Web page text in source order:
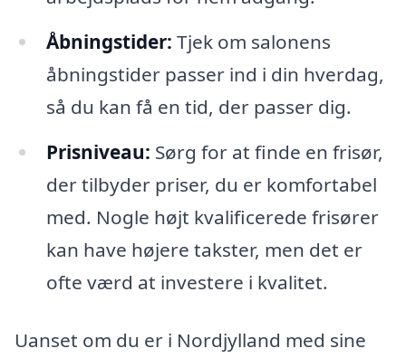
Åbningstider: Tjek om salonens
åbningstider passer ind i din hverdag,
så du kan få en tid, der passer dig.
Prisniveau: Sørg for at finde en frisør,
der tilbyder priser, du er komfortabel
med. Nogle højt kvalificerede frisører
kan have højere takster, men det er
ofte værd at investere i kvalitet.
Uanset om du er i Nordjylland med sine